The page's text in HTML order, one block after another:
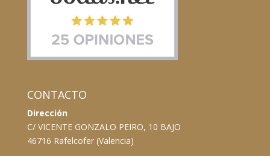
CONTACTO
Dirección
C/ VICENTE GONZALO PEIRO, 10 BAJO
46716 Rafelcofer (Valencia)